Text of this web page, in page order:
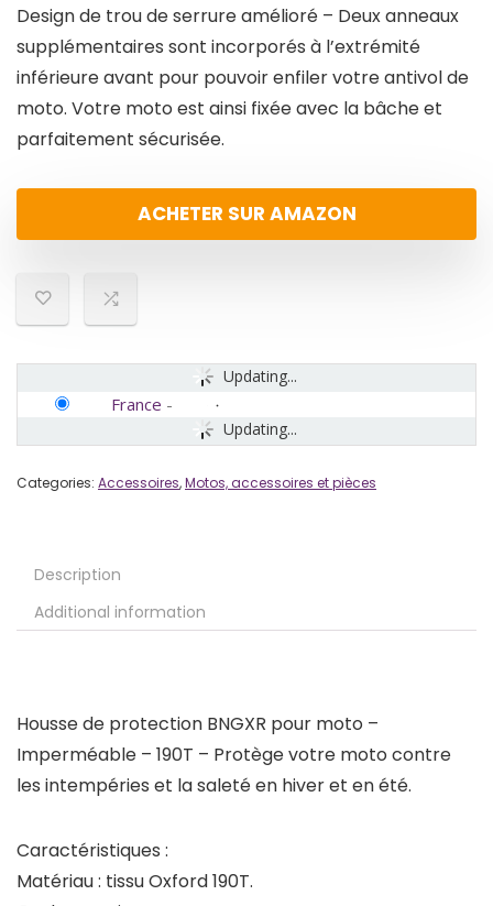
Design de trou de serrure amélioré – Deux anneaux
supplémentaires sont incorporés à l’extrémité
inférieure avant pour pouvoir enfiler votre antivol de
moto. Votre moto est ainsi fixée avec la bâche et
parfaitement sécurisée.
ACHETER SUR AMAZON
Updating...
Updating...
France -
Categories: Accessoires,Motos, accessoires et pièces
Description
Additional information
Housse de protection BNGXR pour moto –
Imperméable – 190T – Protège votre moto contre
les intempéries et la saleté en hiver et en été.
Caractéristiques :
Matériau : tissu Oxford 190T.